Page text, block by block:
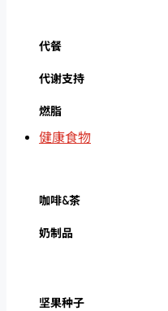
代餐
代谢支持
燃脂
健康食物
咖啡&茶
奶制品
坚果种子